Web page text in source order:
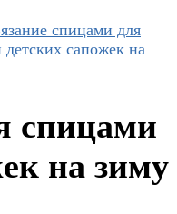
спицами для
сапожек на
спицами
на зиму